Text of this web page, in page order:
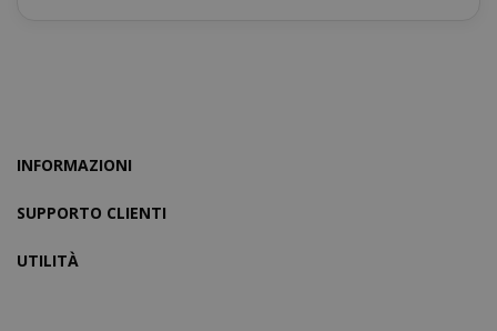
INFORMAZIONI
SUPPORTO CLIENTI
UTILITÀ